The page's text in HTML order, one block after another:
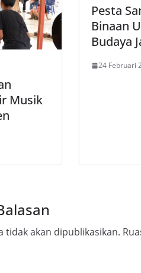
Musik
Pesta
Binaan
Budaya
24 Februari
tidak akan dipublikasikan.